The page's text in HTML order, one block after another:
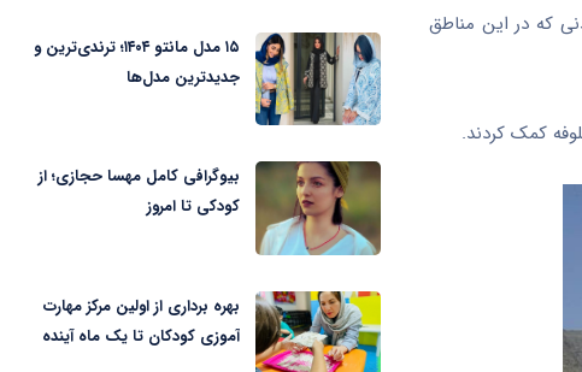
که در این مناطق
کمک کردند.
۱۵ مدل مانتو ۱۴۰۴؛ ترندی‌ترین و
جدیدترین مدل‌ها
بیوگرافی کامل مهسا حجازی؛ از
کودکی تا امروز
بهره برداری از اولین مرکز مهارت
آموزی کودکان تا یک ماه آینده